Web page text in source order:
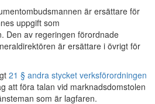
är ersättare för
uppgift som
Den av regeringen förordnade
är ersättare i övrigt för
21 § andra stycket verksförordningen
att föra talan vid marknadsdomstolen
som är lagfaren.